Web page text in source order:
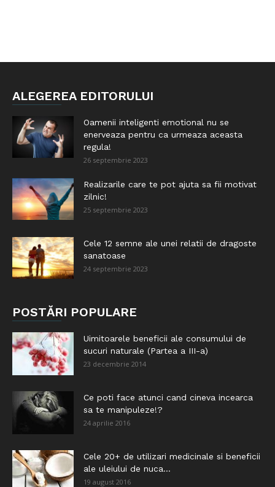
ALEGEREA EDITORULUI
Oamenii inteligenti emotional nu se
enerveaza pentru ca urmeaza aceasta
regula!
26 septembrie 2023
Realizarile care te pot ajuta sa fii motivat
zilnic!
25 septembrie 2023
Cele 12 semne ale unei relatii de dragoste
sanatoase
24 septembrie 2023
POSTĂRI POPULARE
Uimitoarele beneficii ale consumului de
sucuri naturale (Partea a III-a)
23 decembrie 2014
Ce poti face atunci cand cineva incearca
sa te manipuleze!?
24 aprilie 2016
Cele 20+ de utilizari medicinale si beneficii
ale uleiului de nuca...
19 august 2016